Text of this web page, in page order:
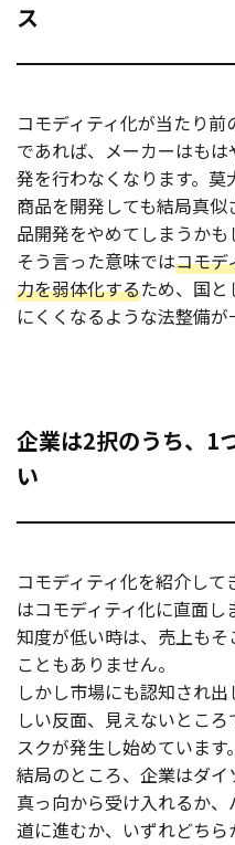
ス
コモディティ化が当たり
であれば、メーカーはも
発を行わなくなります。
商品を開発しても結局真
品開発をやめてしまうかも
そう言った意味ではコモデ
力を弱体化するため、国と
にくくなるような法整備が
企業は2択のうち、1
い
コモディティ化を紹介し
はコモディティ化に直面
知度が低い時は、売上も
こともありません。
しかし市場にも認知され
しい反面、見えないとこ
スクが発生し始めています。
結局のところ、企業はダ
真っ向から受け入れるか
道に進むか、いずれどちら